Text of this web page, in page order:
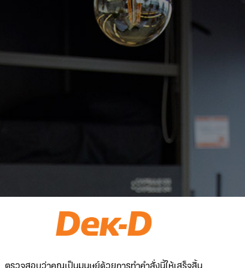
ตรวจสอบว่าคุณเป็นมนุษย์ด้วยการทำคำสั่งนี้ให้เสร็จสิ้น